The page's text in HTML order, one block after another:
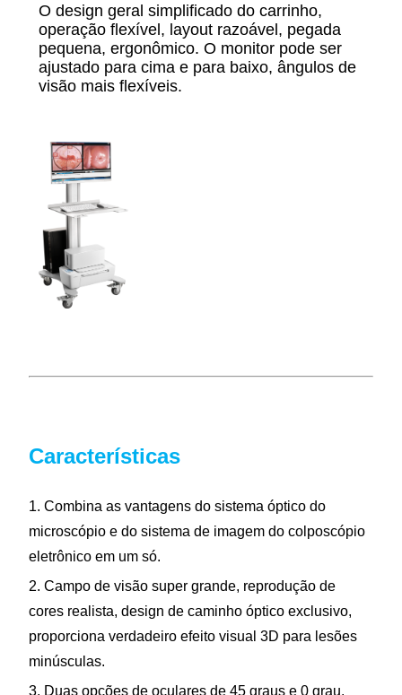
O design geral simplificado do carrinho,
operação flexível, layout razoável, pegada
pequena, ergonômico. O monitor pode ser
ajustado para cima e para baixo, ângulos de
visão mais flexíveis.
Características
1. Combina as vantagens do sistema óptico do
microscópio e do sistema de imagem do colposcópio
eletrônico em um só.
2. Campo de visão super grande, reprodução de
cores realista, design de caminho óptico exclusivo,
proporciona verdadeiro efeito visual 3D para lesões
minúsculas.
3. Duas opções de oculares de 45 graus e 0 grau.